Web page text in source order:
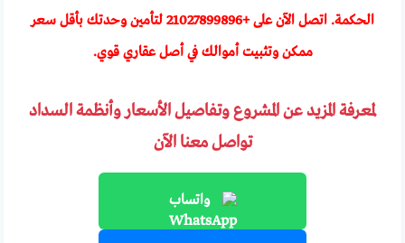
الحكمة. اتصل الآن على +21027899896 لتأمين وحدتك بأقل سعر
ممكن وتثبيت أموالك في أصل عقاري قوي.
لمعرفة المزيد عن المشروع وتفاصيل الأسعار وأنظمة السداد
تواصل معنا الآن
واتساب